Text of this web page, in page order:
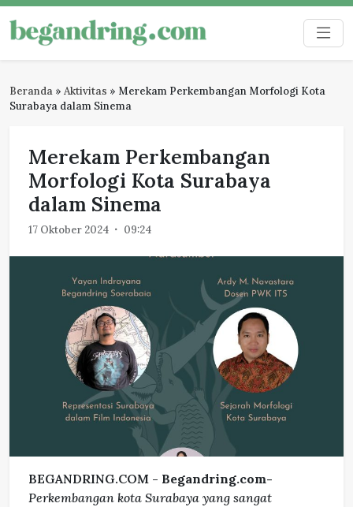
Skip
to
content
Begandring
Menjaga ingatan untuk masa depan
Beranda » Aktivitas » Merekam Perkembangan Morfologi Kota
Surabaya dalam Sinema
Merekam Perkembangan
Morfologi Kota Surabaya
dalam Sinema
17 Oktober 2024 09:24
BEGANDRING.COM - Begandring.com-
Perkembangan kota Surabaya yang sangat